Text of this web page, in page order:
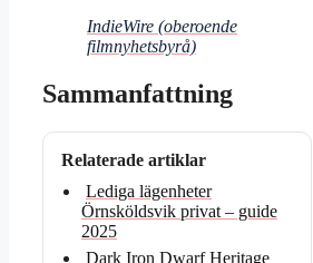
IndieWire (oberoende
filmnyhetsbyrå)
Sammanfattning
Relaterade artiklar
Lediga lägenheter
Örnsköldsvik privat – guide
2025
Dark Iron Dwarf Heritage